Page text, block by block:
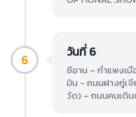
6 วันที่ 6
ซีอาน – กำแพงเ
มิน - ถนนฝางกู่เจี
วัด) – ถนนคนเดิ